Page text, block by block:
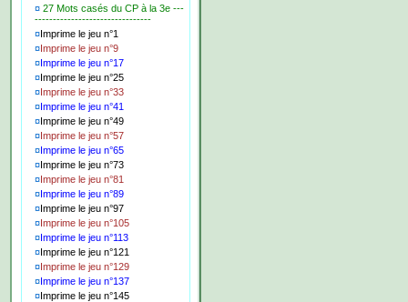
¤ 27 Mots casés du CP à la 3e ---
--------------------------------
¤Imprime le jeu n°1
¤Imprime le jeu n°9
¤Imprime le jeu n°17
¤Imprime le jeu n°25
¤Imprime le jeu n°33
¤Imprime le jeu n°41
¤Imprime le jeu n°49
¤Imprime le jeu n°57
¤Imprime le jeu n°65
¤Imprime le jeu n°73
¤Imprime le jeu n°81
¤Imprime le jeu n°89
¤Imprime le jeu n°97
¤Imprime le jeu n°105
¤Imprime le jeu n°113
¤Imprime le jeu n°121
¤Imprime le jeu n°129
¤Imprime le jeu n°137
¤Imprime le jeu n°145